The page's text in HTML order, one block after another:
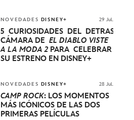
NOVEDADES DISNEY+ 29 Jul.
5 CURIOSIDADES DEL DETRÁS DE
CÁMARA DE EL DIABLO VISTE
A LA MODA 2PARA CELEBRAR
SU ESTRENO EN DISNEY+
NOVEDADES DISNEY+ 28 Jul.
CAMP ROCK: LOS MOMENTOS
MÁS ICÓNICOS DE LAS DOS
PRIMERAS PELÍCULAS